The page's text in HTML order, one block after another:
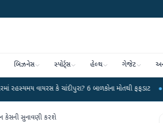
બિઝનેસ સ્પોર્ટ્સ હેલ્થ ગેજેટ
કે ચાંદીપુરા? 6 બાળકોના મોતથી ફફડાટ ● હવામાન
કેસની સુનાવણી કરશે